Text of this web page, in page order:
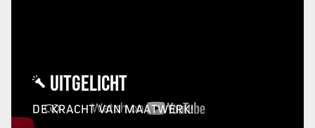
UITGELICHT
DE KRACHT VAN MAATWERK!